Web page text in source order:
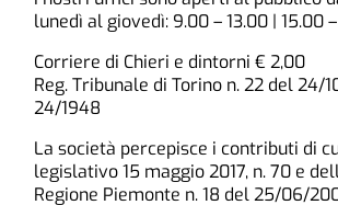
lunedì al giovedì: 9.00 – 13.00 | 15.00
Corriere di Chieri e dintorni € 2,00
Reg. Tribunale di Torino n. 22 del 24/
24/1948
La società percepisce i contributi di
legislativo 15 maggio 2017, n. 70 e
Regione Piemonte n. 18 del 25/06/